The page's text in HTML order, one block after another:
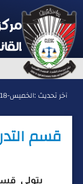
آخر تحديث :الخميس-18 يوليو 2024-11:43م
قسم
يتولى قسم